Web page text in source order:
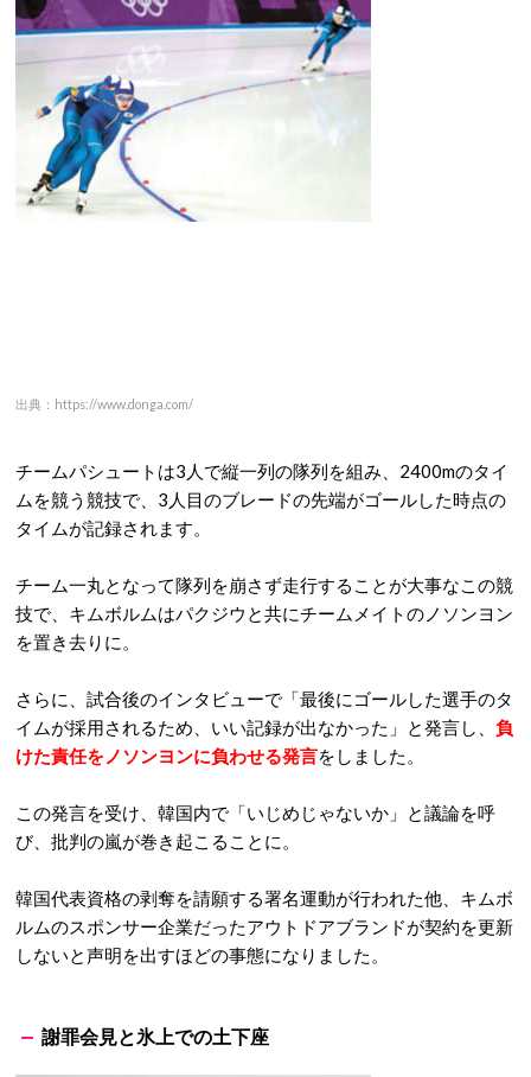
出典：https://www.donga.com/
チームパシュートは3人で縦一列の隊列を組み、2400mのタイ
ムを競う競技で、3人目のブレードの先端がゴールした時点の
タイムが記録されます。
チーム一丸となって隊列を崩さず走行することが大事なこの競
技で、キムボルムはパクジウと共にチームメイトのノソンヨン
を置き去りに。
さらに、試合後のインタビューで「最後にゴールした選手のタ
イムが採用されるため、いい記録が出なかった」と発言し、 負
けた責任をノソンヨンに負わせる発言をしました。
この発言を受け、韓国内で「いじめじゃないか」と議論を呼
び、批判の嵐が巻き起こることに。
韓国代表資格の剥奪を請願する署名運動が行われた他、キムボ
ルムのスポンサー企業だったアウトドアブランドが契約を更新
しないと声明を出すほどの事態になりました。
謝罪会見と氷上での土下座